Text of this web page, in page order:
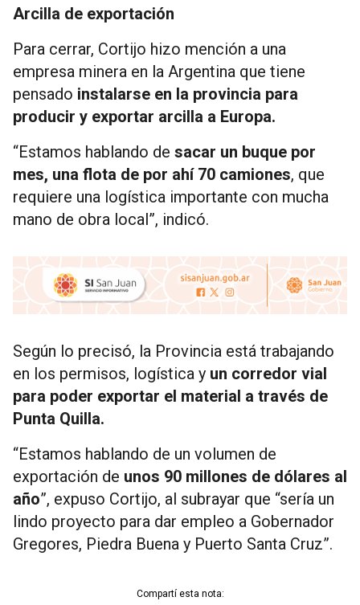
Arcilla de exportación
Para cerrar, Cortijo hizo mención a una
empresa minera en la Argentina que tiene
pensado instalarse en la provincia para
producir y exportar arcilla a Europa.
“Estamos hablando de sacar un buque por
mes, una flota de por ahí 70 camiones, que
requiere una logística importante con mucha
mano de obra local”, indicó.
Según lo precisó, la Provincia está trabajando
en los permisos, logística y un corredor vial
para poder exportar el material a través de
Punta Quilla.
“Estamos hablando de un volumen de
exportación de unos 90 millones de dólares al
año”, expuso Cortijo, al subrayar que “sería un
lindo proyecto para dar empleo a Gobernador
Gregores, Piedra Buena y Puerto Santa Cruz”.
Compartí esta nota: